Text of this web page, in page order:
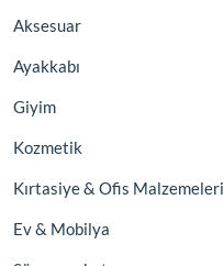
Aksesuar
Ayakkabı
Giyim
Kozmetik
Kırtasiye & Ofis Malzemeleri
Ev & Mobilya